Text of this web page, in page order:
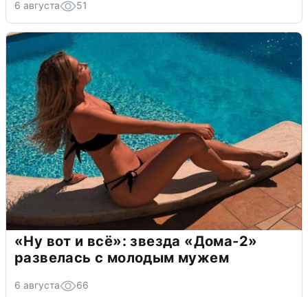
6 августа 51
«Ну вот и всё»: звезда «Дома-2»
развелась с молодым мужем
6 августа 66